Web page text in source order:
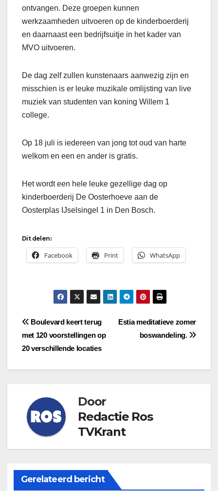
ontvangen. Deze groepen kunnen
werkzaamheden uitvoeren op de kinderboerderij
en daarnaast een bedrijfsuitje in het kader van
MVO uitvoeren.
De dag zelf zullen kunstenaars aanwezig zijn en
misschien is er leuke muzikale omlijsting van live
muziek van studenten van koning Willem 1
college.
Op 18 juli is iedereen van jong tot oud van harte
welkom en een en ander is gratis.
Het wordt een hele leuke gezellige dag op
kinderboerderij De Oosterhoeve aan de
Oosterplas IJselsingel 1 in Den Bosch.
Dit delen:
Facebook Print WhatsApp
Bericht
navigatie
Estia meditatieve zomer
boswandeling.
Boulevard keert terug
met 120 voorstellingen op
20 verschillende locaties
Door
Redactie Ros
TVKrant
Gerelateerd bericht